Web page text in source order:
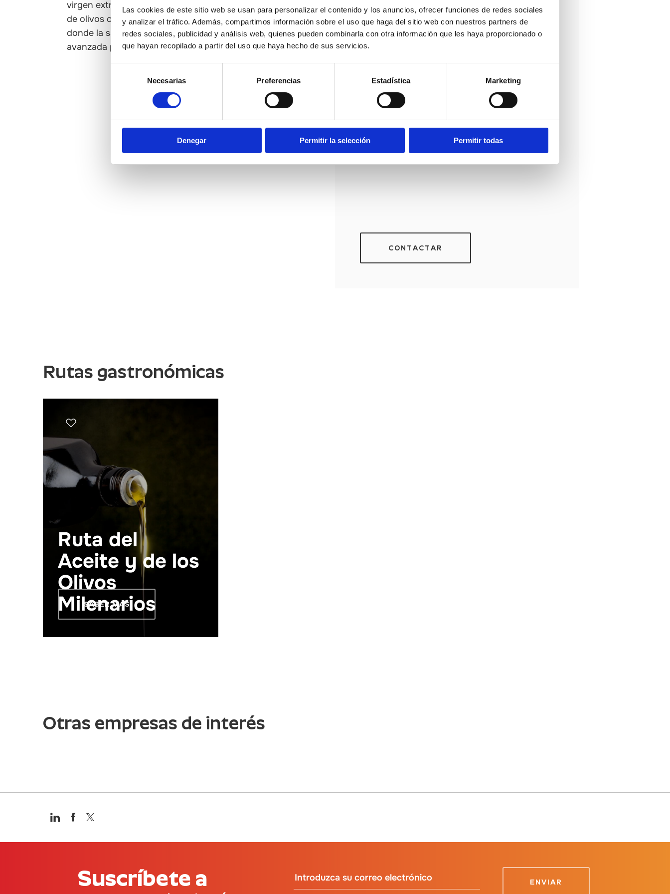
Las cookies de este sitio web se usan para personalizar el contenido y los anuncios, ofrecer funciones de redes sociales
y analizar el tráfico. Además, compartimos información sobre el uso que haga del sitio web con nuestros partners de
redes sociales, publicidad y análisis web, quienes pueden combinarla con otra información que les haya proporcionado o
que hayan recopilado a partir del uso que haya hecho de sus servicios.
consentimiento
Necesarias Preferencias Estadística Marketing
Denegar Permitir la selección Permitir todas
virgen extra de España. Tras generaciones dedicadas al cultivo
de olivos centenarios, hemos creado nuestra propia almazara,
donde la sabiduría tradicional se une a la tecnología más
avanzada para crear un AOVE verdaderamente excepcional.
https://orodealtura.com/
Idiomas:Castellano, Valenciano, Inglés, Francés
SITUACIÓN GEOGRÁFICA
CONTACTAR
Rutas gastronómicas
Ruta del
Aceite y de los
Olivos
Milenarios
SABER MÁS
Otras empresas de interés
Suscríbete a